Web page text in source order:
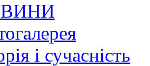
і сучасність